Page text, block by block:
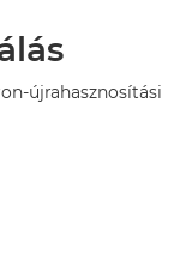
újrahasznosítási